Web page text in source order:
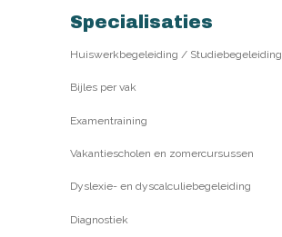
Specialisaties
Huiswerkbegeleiding / Studiebegeleiding
Bijles per vak
Examentraining
Vakantiescholen en zomercursussen
Dyslexie- en dyscalculiebegeleiding
Diagnostiek